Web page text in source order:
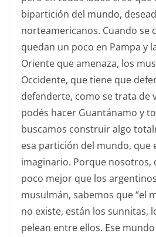
bipartición del mundo,
norteamericanos. Cuando se
quedan un poco en Pampa y
Oriente que amenaza, los
Occidente, que tiene que
defenderte, como se trata de
podés hacer Guantánamo y
buscamos construir algo
esa partición del mundo, que
imaginario. Porque nosotros,
poco mejor que los
musulmán, sabemos que “el
no existe, están los sunnitas,
pelean entre ellos. Ese